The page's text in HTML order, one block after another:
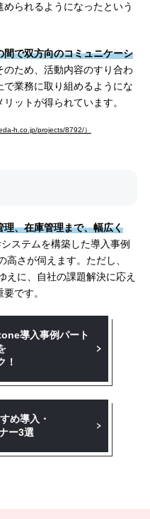
られるようになったという
間で双方向のコミュニケーシ
ため、活動内容のすり合わ
業務に取り組めるようにな
ットが得られています。
h.co.jp/projects/8792/）
理、在庫管理まで、幅広く
ステムを構築した導入事例
さが伺えます。ただし、
えに、自社の課題解決に応え
です。
導入事例パート
！
め導入・
ー3選